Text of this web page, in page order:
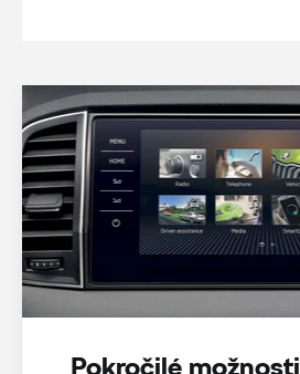
Pokročilé možnosti